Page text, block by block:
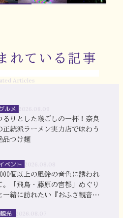
れている記事
Articles
ルメ
るりとした喉ごしの一杯！奈良
正統派ラーメン実力店で味わう
品つけ麺
ベント
個以上の風鈴の音色に誘われ
。「飛鳥・藤原の宮都」めぐり
一緒に訪れたい『おふさ観音』
観光